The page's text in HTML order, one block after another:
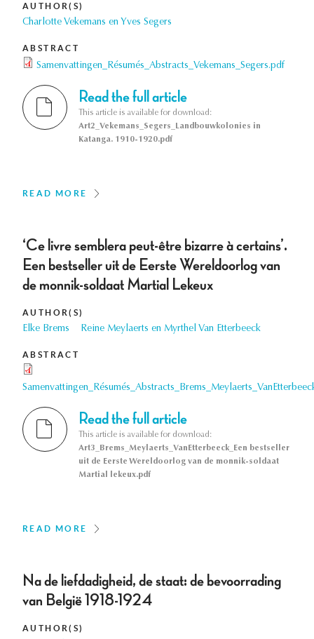
AUTHOR(S)
Charlotte Vekemans en Yves Segers
ABSTRACT
Samenvattingen_Résumés_Abstracts_Vekemans_Segers.pdf
Read the full article
This article is available for download:
Art2_Vekemans_Segers_Landbouwkolonies in
Katanga. 1910-1920.pdf
READ MORE
‘Ce livre semblera peut-être bizarre à certains’.
Een bestseller uit de Eerste Wereldoorlog van
de monnik-soldaat Martial Lekeux
AUTHOR(S)
Elke Brems Reine Meylaerts en Myrthel Van Etterbeeck
ABSTRACT
Read the full article
This article is available for download:
Art3_Brems_Meylaerts_VanEtterbeeck_Een bestseller
uit de Eerste Wereldoorlog van de monnik-soldaat
Martial lekeux.pdf
READ MORE
Na de liefdadigheid, de staat: de bevoorrading
van België 1918-1924
AUTHOR(S)